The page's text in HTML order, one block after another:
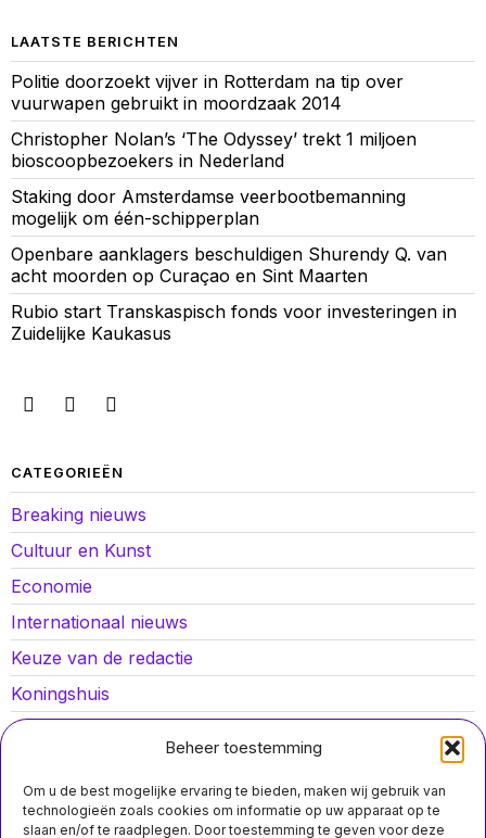
Beheer toestemming
Om u de best mogelijke ervaring te bieden, maken wij gebruik van
technologieën zoals cookies om informatie op uw apparaat op te
slaan en/of te raadplegen. Door toestemming te geven voor deze
LAATSTE BERICHTEN
Politie doorzoekt vijver in Rotterdam na tip over
vuurwapen gebruikt in moordzaak 2014
Christopher Nolan’s ‘The Odyssey’ trekt 1 miljoen
bioscoopbezoekers in Nederland
Staking door Amsterdamse veerbootbemanning
mogelijk om één-schipperplan
Openbare aanklagers beschuldigen Shurendy Q. van
acht moorden op Curaçao en Sint Maarten
Rubio start Transkaspisch fonds voor investeringen in
Zuidelijke Kaukasus
CATEGORIEËN
Breaking nieuws
Cultuur en Kunst
Economie
Internationaal nieuws
Keuze van de redactie
Koningshuis
Lokaal nieuws
Opinies